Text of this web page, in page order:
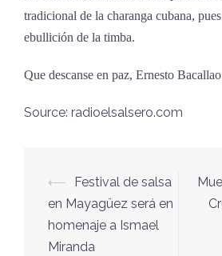
tradicional de la charanga cubana,
ebullición de la timba.
Que descanse en paz, Ernesto Bacallao
Source: radioelsalsero.com
Navegación
de
entradas
⟵
Festival de salsa
en Mayagüez será en
homenaje a Ismael
Miranda